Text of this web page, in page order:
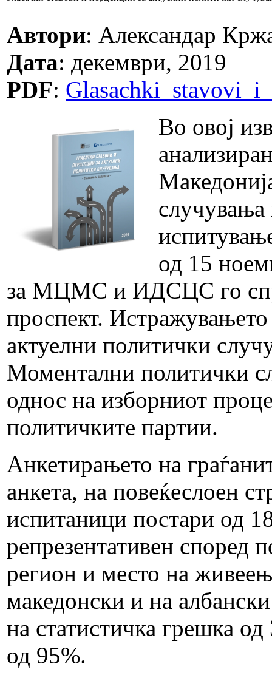
Автори: Александар
Дата: декември, 2019
PDF:
Во овој
случувања
од 15
за МЦМС и ИДСЦС го
проспект.
актуелни политички
Моментални политички
однос на изборниот
политичките партии.
Анкетирањето на
анкета, на повеќеслоен
испитаници постари од
репрезентативен според
регион и место на
македонски и на
на статистичка грешка
од 95%.